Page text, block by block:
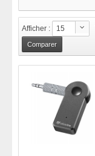
Afficher : 15